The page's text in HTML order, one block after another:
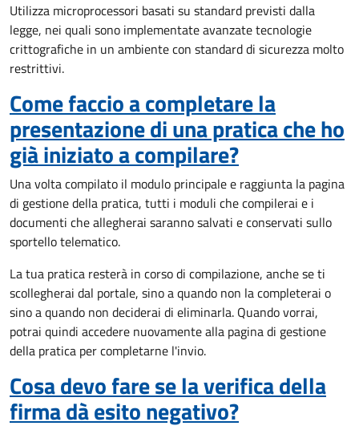
Utilizza microprocessori basati su standard previsti dalla
legge, nei quali sono implementate avanzate tecnologie
crittografiche in un ambiente con standard di sicurezza molto
restrittivi.
Come faccio a completare la
presentazione di una pratica che ho
già iniziato a compilare?
Una volta compilato il modulo principale e raggiunta la pagina
di gestione della pratica, tutti i moduli che compilerai e i
documenti che allegherai saranno salvati e conservati sullo
sportello telematico.
La tua pratica resterà in corso di compilazione, anche se ti
scollegherai dal portale, sino a quando non la completerai o
sino a quando non deciderai di eliminarla. Quando vorrai,
potrai quindi accedere nuovamente alla pagina di gestione
della pratica per completarne l'invio.
Cosa devo fare se la verifica della
firma dà esito negativo?